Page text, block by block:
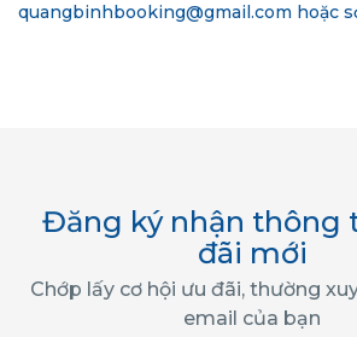
quangbinhbooking@gmail.com hoặc
Đăng ký nhận thông
đãi mới
Chớp lấy cơ hội ưu đãi, thường
email của bạn